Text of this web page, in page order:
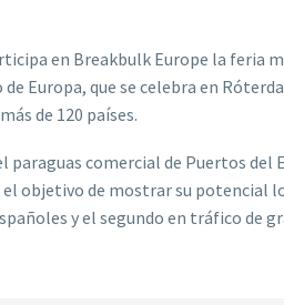
en Breakbulk Europe la feria
Europa, que se celebra en
de 120 países.
comercial de Puertos del
el objetivo de mostrar su potencial
y el segundo en tráfico de